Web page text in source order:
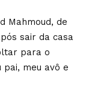
Mahmoud, de
sair da casa
para o
pai, meu avô e